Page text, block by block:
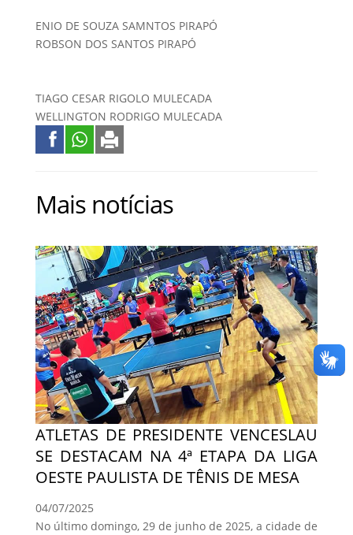
ENIO DE SOUZA SAMNTOS PIRAPÓ
ROBSON DOS SANTOS PIRAPÓ
TIAGO CESAR RIGOLO MULECADA
WELLINGTON RODRIGO MULECADA
Mais notícias
ATLETAS DE PRESIDENTE VENCESLAU
SE DESTACAM NA 4ª ETAPA DA LIGA
OESTE PAULISTA DE TÊNIS DE MESA
04/07/2025
No último domingo, 29 de junho de 2025, a cidade de